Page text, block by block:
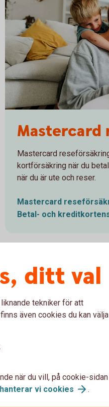
Mastercard
Mastercard
kortförsäkring när du
när du är ute och reser.
Mastercard
Betal- och
ditt val
tekniker för att
även cookies du kan
när du vill, på cookie-
vi cookies .